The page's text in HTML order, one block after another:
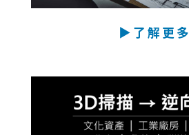
▶了解更多